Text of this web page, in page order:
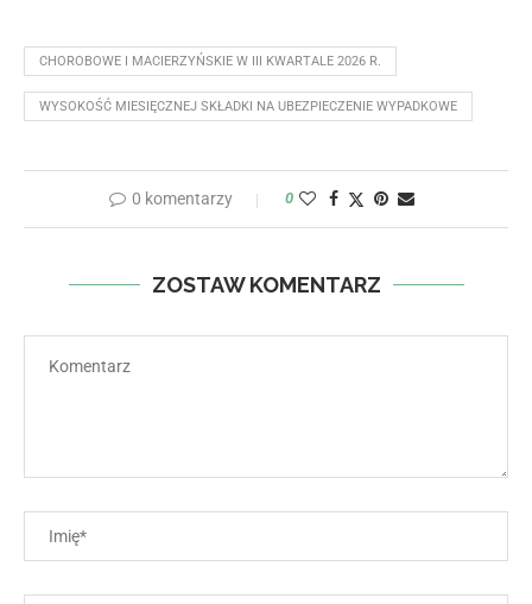
CHOROBOWE I MACIERZYŃSKIE W III KWARTALE 2026 R.
WYSOKOŚĆ MIESIĘCZNEJ SKŁADKI NA UBEZPIECZENIE WYPADKOWE
0 komentarzy 0
ZOSTAW KOMENTARZ